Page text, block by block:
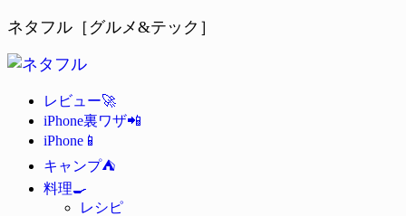
ネタフル［グルメ&テック］
レビュー🚀
iPhone裏ワザ📲
iPhone 📱
キャンプ⛺
料理🍳
レシピ